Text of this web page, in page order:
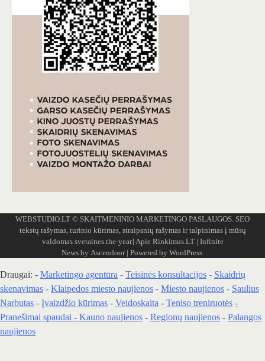
WEBSTUDIO.LT © SKAITMENINIO MARKETINGO PASLAUGOS. SEO
tekstų rašymas, turinio kūrimas, straipsnių rašymas ir talpinimas į mūsų
valdomas svetaines.the-year] Apie Rinkimus.LT| Infinite
News by Ascendoor| Powered by WordPress.
Draugai: - Marketingo agentūra - Teisinės konsultacijos - Skaidrių
skenavimas - Klaipedos miesto naujienos - Miesto naujienos - Saulius
Narbutas - Įvaizdžio kūrimas - Veidoskaita - Teniso treniruotės -
Pranešimai spaudai - Kauno naujienos - Regionų naujienos - Palangos
naujienos